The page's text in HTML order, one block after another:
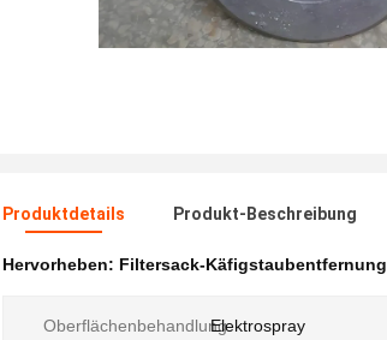
Produktdetails Produkt-Beschreibung
Hervorheben: Filtersack-Käfigstaubentfernung
Oberflächenbehandlung:Elektrospray